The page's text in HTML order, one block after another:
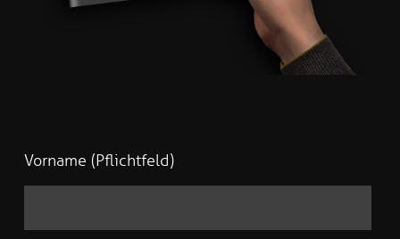
Vorname (Pflichtfeld)